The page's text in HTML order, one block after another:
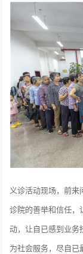
义诊活动现场，前来
诊院的善举和信任
动，让自已感到业务
为社会服务，尽自已